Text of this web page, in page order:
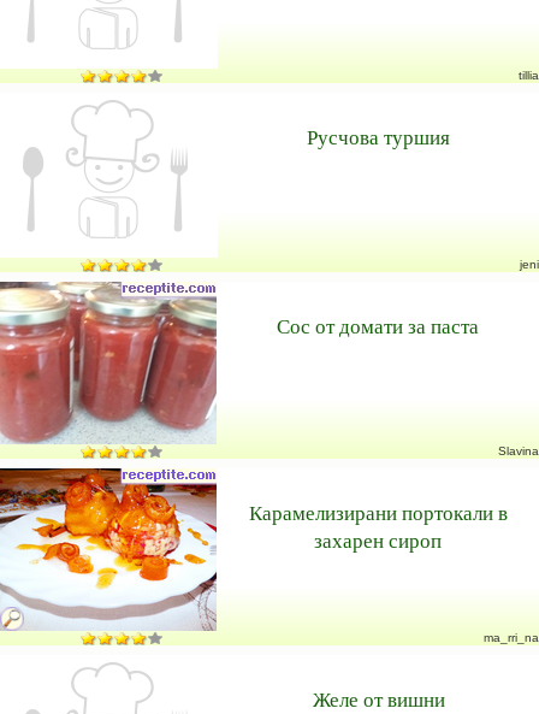
tillia
Русчова туршия
jeni
Сос от домати за паста
Slavina
Карамелизирани портокали в
захарен сироп
ma_rri_na
Желе от вишни